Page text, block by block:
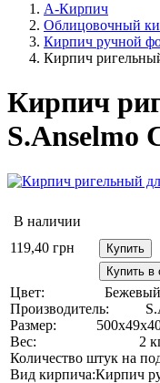
А-Кирпич
Облицовочный
Кирпич ручной
Кирпич
Кирпич
S.Anselmo
В наличии
119,40 грн
Купить
Купить в
Цвет:
Бежевый
Производитель:
Размер:
Вес:
2
Количество штук на
Вид кирпича:Кирпич